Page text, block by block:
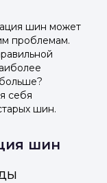
шин может
проблемам.
себя
шин.
шин